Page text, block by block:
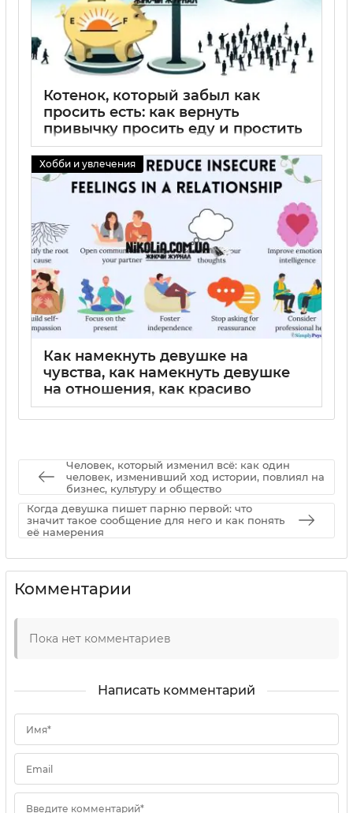
Котенок, который забыл как
просить есть: как вернуть
привычку просить еду и простить
котёнка — пошаговый гайд
01 09 2025 0
Хобби и увлечения
Как намекнуть девушке на
чувства, как намекнуть девушке
на отношения, как красиво
намекнуть девушке на отношения
— практические советы, примеры
01 09 2025 0
Человек, который изменил всё: как один
человек, изменивший ход истории, повлиял на
бизнес, культуру и общество
Когда девушка пишет парню первой: что
значит такое сообщение для него и как понять
её намерения
Комментарии
Пока нет комментариев
Написать комментарий
Имя*
Email
Введите комментарий*